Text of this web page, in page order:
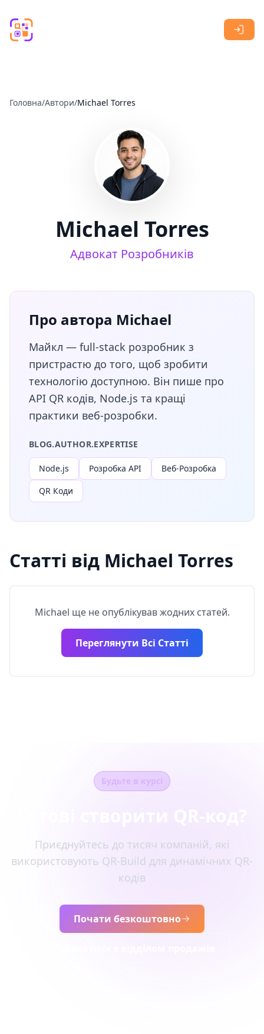
Головна/Автори/Michael Torres
Michael Torres
Адвокат Розробників
Про автора Michael
Майкл — full-stack розробник з
пристрастю до того, щоб зробити
технологію доступною. Він пише про
API QR кодів, Node.js та кращі
практики веб-розробки.
BLOG.AUTHOR.EXPERTISE
Node.js Розробка API
Веб-Розробка
QR Коди
Статті від Michael Torres
Michael ще не опублікував жодних статей.
Переглянути Всі Статті
Будьте в курсі
Приєднуйтесь до тисяч компаній, які
використовують QR-Build для динамічних QR-
кодів
Почати безкоштовно